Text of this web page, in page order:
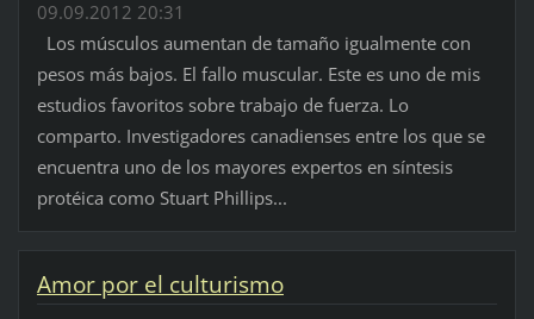
09.09.2012 20:31
Los músculos aumentan de tamaño igualmente con
pesos más bajos. El fallo muscular. Este es uno de mis
estudios favoritos sobre trabajo de fuerza. Lo
comparto. Investigadores canadienses entre los que se
encuentra uno de los mayores expertos en síntesis
protéica como Stuart Phillips...
Amor por el culturismo